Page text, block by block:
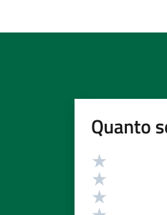
Quanto
Valutazione